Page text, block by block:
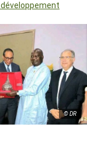
© DR